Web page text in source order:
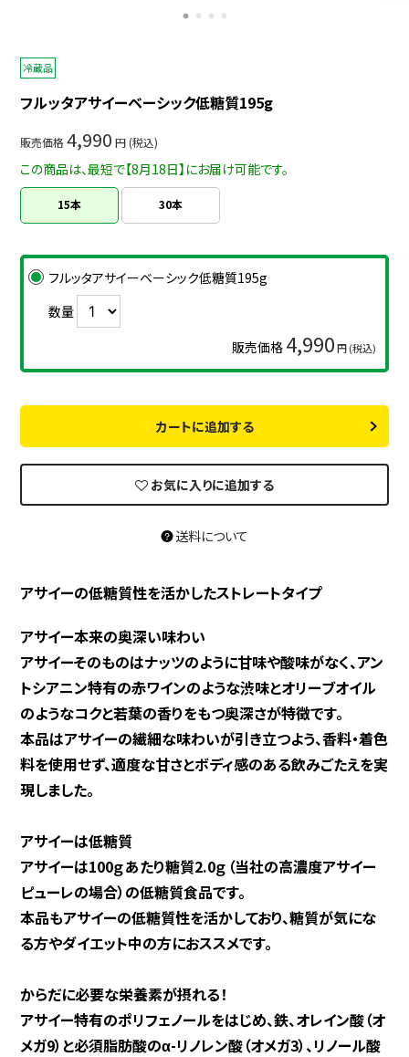
フルッタアサイーベーシック低糖質195g
冷蔵品
フルッタアサイーベーシック低糖質195g
販売価格 4,990 円 (税込)
この商品は、最短で【8月18日】にお届け可能です。
15本 30本
フルッタアサイーベーシック低糖質195g
数量
販売価格 4,990円 (税込)
カートに追加する
お気に入りに追加する
送料について
アサイーの低糖質性を活かしたストレートタイプ
アサイー本来の奥深い味わい
アサイーそのものはナッツのように甘味や酸味がなく、アン
トシアニン特有の赤ワインのような渋味とオリーブオイル
のようなコクと若葉の香りをもつ奥深さが特徴です。
本品はアサイーの繊細な味わいが引き立つよう、香料・着色
料を使用せず、適度な甘さとボディ感のある飲みごたえを実
現しました。
アサイーは低糖質
アサイーは100ｇあたり糖質2.0ｇ（当社の高濃度アサイー
ピューレの場合）の低糖質食品です。
本品もアサイーの低糖質性を活かしており、糖質が気にな
る方やダイエット中の方におススメです。
からだに必要な栄養素が摂れる！
アサイー特有のポリフェノールをはじめ、鉄、オレイン酸（オ
メガ9）と必須脂肪酸のα-リノレン酸（オメガ3）、リノール酸